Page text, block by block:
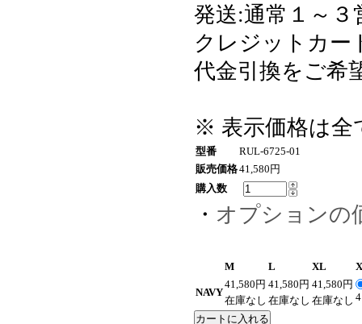
発送:通常１～３
クレジットカー
代金引換をご希
※ 表示価格は全
型番
RUL-6725-01
販売価格41,580円
購入数
・ オプションの
M L XL
NAVY
41,580円
在庫なし
41,580円
在庫なし
41,580円
在庫なし